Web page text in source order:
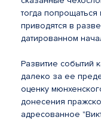
тогда
приводятся в
датированном
Развитие событий
далеко за ее
оценку
донесения
адресованное